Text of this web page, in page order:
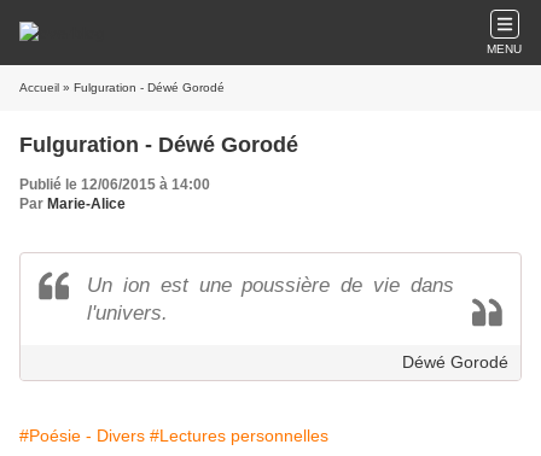
MENU
Accueil » Fulguration - Déwé Gorodé
Fulguration - Déwé Gorodé
Publié le 12/06/2015 à 14:00
Par Marie-Alice
Un ion est une poussière de vie dans
l'univers.
Déwé Gorodé
#Poésie - Divers #Lectures personnelles